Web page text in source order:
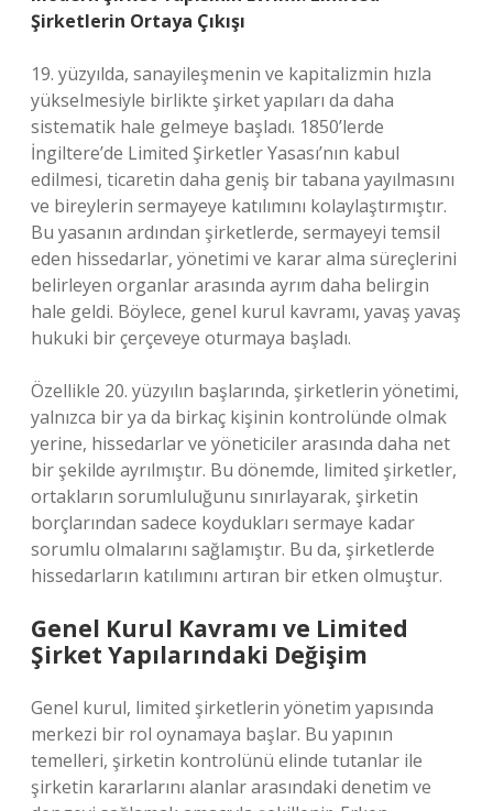
Şirketlerin Ortaya Çıkışı
19. yüzyılda, sanayileşmenin ve kapitalizmin hızla
yükselmesiyle birlikte şirket yapıları da daha
sistematik hale gelmeye başladı. 1850’lerde
İngiltere’de Limited Şirketler Yasası’nın kabul
edilmesi, ticaretin daha geniş bir tabana yayılmasını
ve bireylerin sermayeye katılımını kolaylaştırmıştır.
Bu yasanın ardından şirketlerde, sermayeyi temsil
eden hissedarlar, yönetimi ve karar alma süreçlerini
belirleyen organlar arasında ayrım daha belirgin
hale geldi. Böylece, genel kurul kavramı, yavaş yavaş
hukuki bir çerçeveye oturmaya başladı.
Özellikle 20. yüzyılın başlarında, şirketlerin yönetimi,
yalnızca bir ya da birkaç kişinin kontrolünde olmak
yerine, hissedarlar ve yöneticiler arasında daha net
bir şekilde ayrılmıştır. Bu dönemde, limited şirketler,
ortakların sorumluluğunu sınırlayarak, şirketin
borçlarından sadece koydukları sermaye kadar
sorumlu olmalarını sağlamıştır. Bu da, şirketlerde
hissedarların katılımını artıran bir etken olmuştur.
Genel Kurul Kavramı ve Limited
Şirket Yapılarındaki Değişim
Genel kurul, limited şirketlerin yönetim yapısında
merkezi bir rol oynamaya başlar. Bu yapının
temelleri, şirketin kontrolünü elinde tutanlar ile
şirketin kararlarını alanlar arasındaki denetim ve